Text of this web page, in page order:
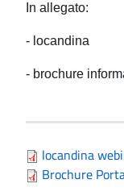
In allegato:
- locandina
- brochure
locandina
Brochure